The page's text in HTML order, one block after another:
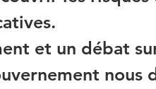
et un débat
nous